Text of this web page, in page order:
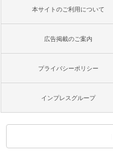
本サイトのご利用について
広告掲載のご案内
プライバシーポリシー
インプレスグループ